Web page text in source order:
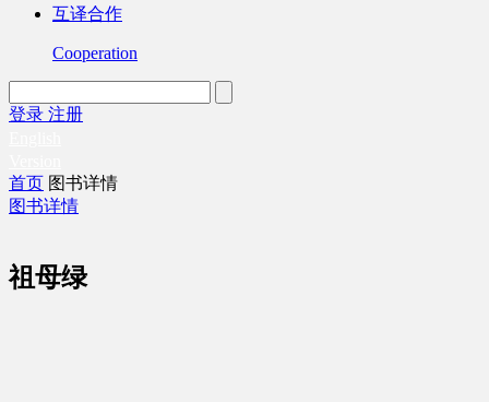
互译合作
Cooperation
登录 注册
首页 图书详情
图书详情
祖母绿